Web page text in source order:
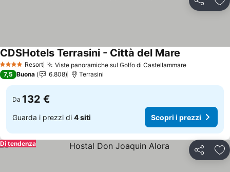
Condividi
4 Stelle Resort Viste panoramiche sul Golfo di Castellammare
CDSHotels Terrasini - Città del Mare
7,5 Buona 6.808 Terrasini
Da 132 €
Guarda i prezzi di 4 siti Scopri i prezzi
Condividi
Di tendenza